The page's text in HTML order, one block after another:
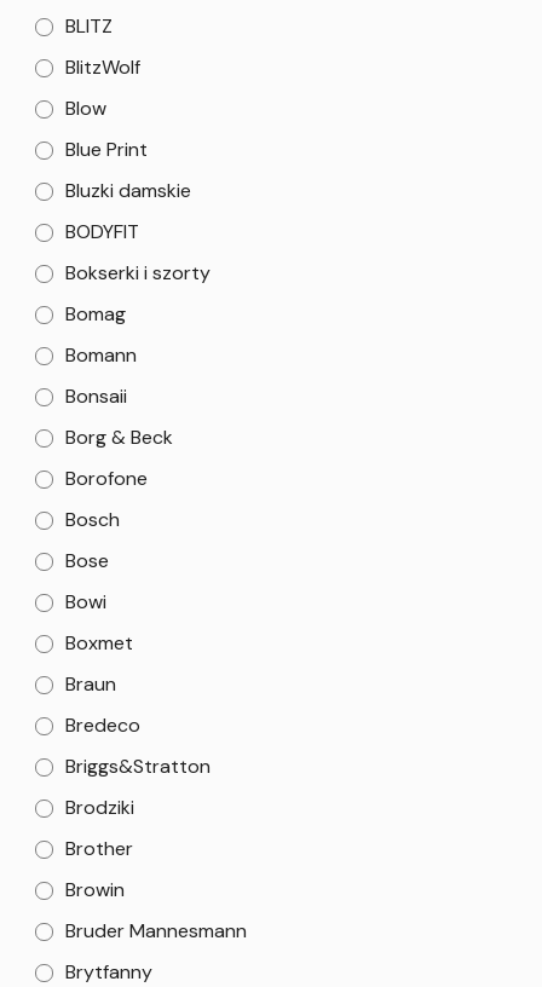
BLITZ
BlitzWolf
Blow
Blue Print
Bluzki damskie
BODYFIT
Bokserki i szorty
Bomag
Bomann
Bonsaii
Borg & Beck
Borofone
Bosch
Bose
Bowi
Boxmet
Braun
Bredeco
Briggs&Stratton
Brodziki
Brother
Browin
Bruder Mannesmann
Brytfanny